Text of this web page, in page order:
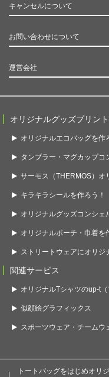
キャンセルについて
お問い合わせについて
運営会社
オリジナルグッズプリン
オリジナルエコバッグを作
タンブラー・マグカップコ
サーモス（THERMOS）オ
キラキラシールを作ろう！
オリジナルグッズコンシェ
オリジナルポーチ・巾着を
ストリートウェアにオリジ
関連サービス
オリジナルTシャツのup-t（
似顔絵グラフィックス
スポーツウェア・チームウ
トートバッグをはじめオリ